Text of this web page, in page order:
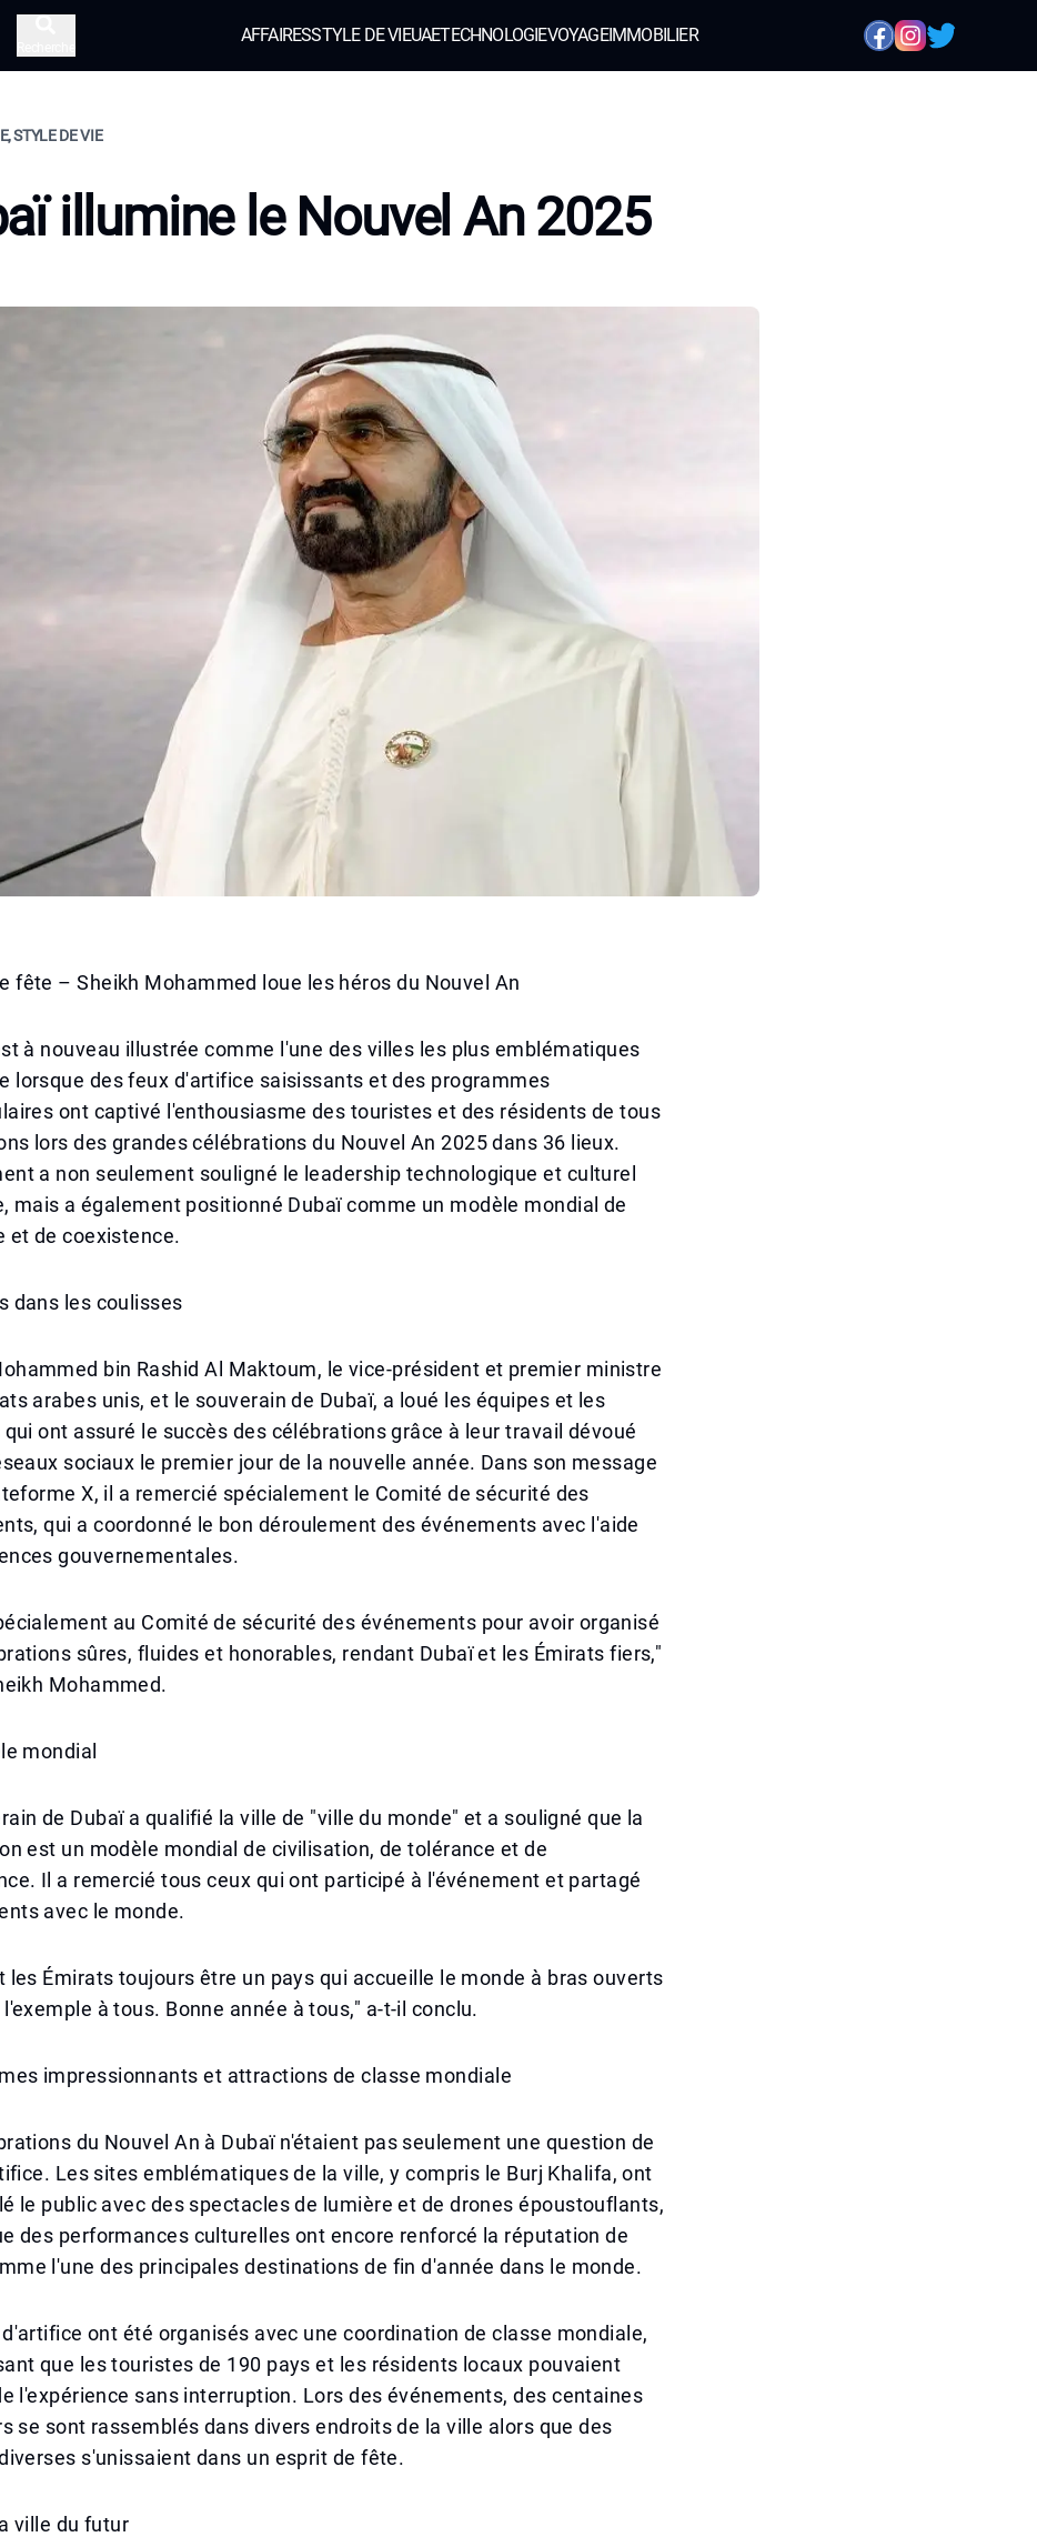
AFFAIRESSTYLE DE VIEUAETECHNOLOGIEVOYAGEIMMOBILIER
STYLE DE VIE
illumine le Nouvel An 2025
fête – Sheikh Mohammed loue les héros du Nouvel An
à nouveau illustrée comme l'une des villes les plus emblématiques
lorsque des feux d'artifice saisissants et des programmes
ont captivé l'enthousiasme des touristes et des résidents de tous
lors des grandes célébrations du Nouvel An 2025 dans 36 lieux.
a non seulement souligné le leadership technologique et culturel
mais a également positionné Dubaï comme un modèle mondial de
et de coexistence.
dans les coulisses
bin Rashid Al Maktoum, le vice-président et premier ministre
arabes unis, et le souverain de Dubaï, a loué les équipes et les
ont assuré le succès des célébrations grâce à leur travail dévoué
sociaux le premier jour de la nouvelle année. Dans son message
X, il a remercié spécialement le Comité de sécurité des
qui a coordonné le bon déroulement des événements avec l'aide
gouvernementales.
au Comité de sécurité des événements pour avoir organisé
sûres, fluides et honorables, rendant Dubaï et les Émirats fiers,"
Mohammed.
mondial
de Dubaï a qualifié la ville de "ville du monde" et a souligné que la
est un modèle mondial de civilisation, de tolérance et de
Il a remercié tous ceux qui ont participé à l'événement et partagé
avec le monde.
les Émirats toujours être un pays qui accueille le monde à bras ouverts
à tous. Bonne année à tous," a-t-il conclu.
impressionnants et attractions de classe mondiale
du Nouvel An à Dubaï n'étaient pas seulement une question de
Les sites emblématiques de la ville, y compris le Burj Khalifa, ont
le public avec des spectacles de lumière et de drones époustouflants,
des performances culturelles ont encore renforcé la réputation de
l'une des principales destinations de fin d'année dans le monde.
ont été organisés avec une coordination de classe mondiale,
que les touristes de 190 pays et les résidents locaux pouvaient
l'expérience sans interruption. Lors des événements, des centaines
se sont rassemblés dans divers endroits de la ville alors que des
s'unissaient dans un esprit de fête.
ville du futur